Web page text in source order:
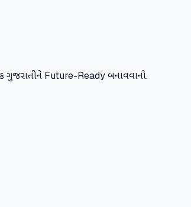
ગુજરાતીને Future-Ready બનાવવાનો.